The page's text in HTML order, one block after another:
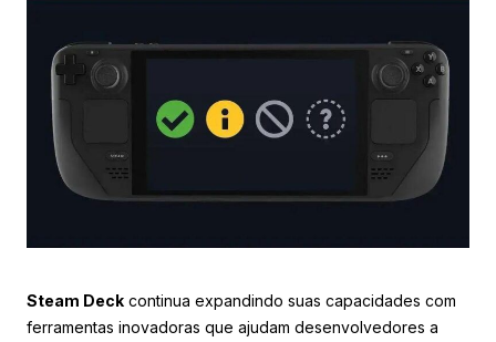
Steam Deck continua expandindo suas capacidades com
ferramentas inovadoras que ajudam desenvolvedores a